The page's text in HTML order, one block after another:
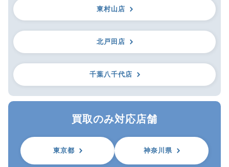
東村山店
北戸田店
千葉八千代店
買取のみ対応店舗
東京都 神奈川県